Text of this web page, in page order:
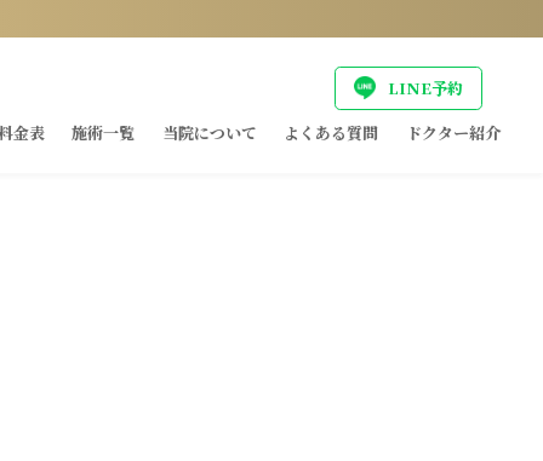
LINE予約
金表
施術一覧 当院について よくある質問 ドクター紹介